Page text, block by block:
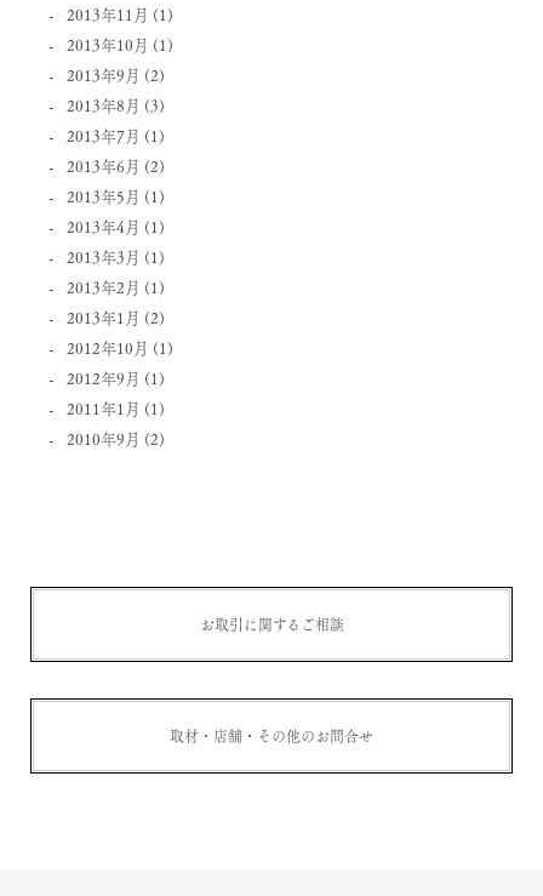
2013年11月 (1)
2013年10月 (1)
2013年9月 (2)
2013年8月 (3)
2013年7月 (1)
2013年6月 (2)
2013年5月 (1)
2013年4月 (1)
2013年3月 (1)
2013年2月 (1)
2013年1月 (2)
2012年10月 (1)
2012年9月 (1)
2011年1月 (1)
2010年9月 (2)
お取引に関するご相談
取材・店舗・その他のお問合せ